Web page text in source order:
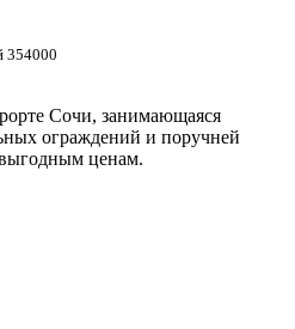
354000
Сочи, занимающаяся
ограждений и поручней
выгодным ценам.